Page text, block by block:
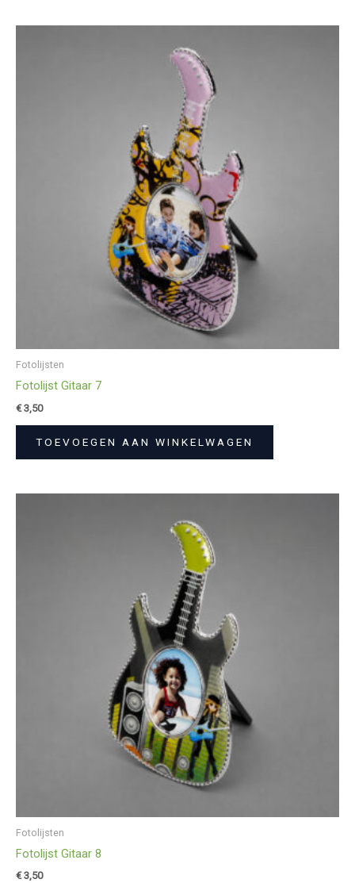
Fotolijsten
Fotolijst Gitaar 7
€3,50
TOEVOEGEN AAN WINKELWAGEN
Fotolijsten
Fotolijst Gitaar 8
€3,50